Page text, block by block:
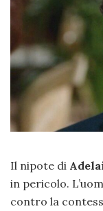
Il nipote di
in pericolo.
contro la